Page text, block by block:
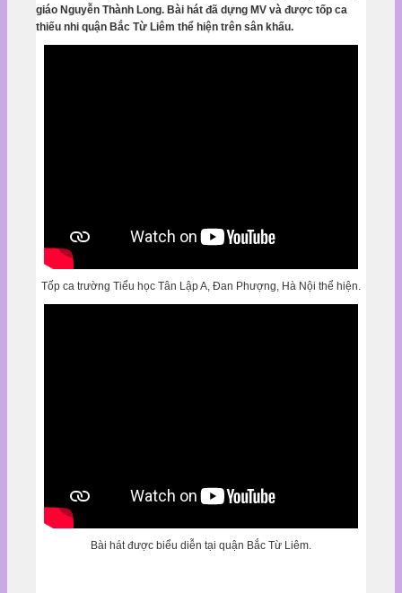
giáo Nguyễn Thành Long. Bài hát đã dựng MV và được tốp ca
thiếu nhi quận Bắc Từ Liêm thể hiện trên sân khấu.
Tốp ca trường Tiểu học Tân Lập A, Đan Phượng, Hà Nội thể hiện.
Bài hát được biểu diễn tại quận Bắc Từ Liêm.